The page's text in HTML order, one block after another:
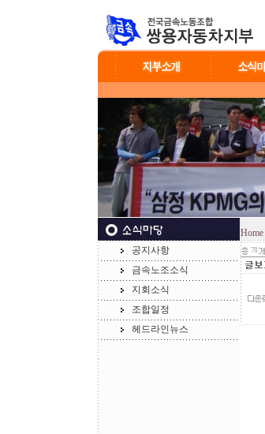
공지사항
금속노조소식
지회소식
조합일정
헤드라인뉴스
Home
78